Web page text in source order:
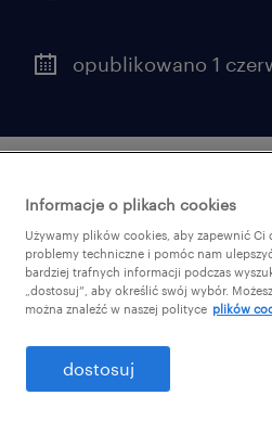
Informacje o plikach cookies
Używamy plików cookies, aby zapewnić
problemy techniczne i pomóc nam
bardziej trafnych informacji podczas
„dostosuj”, aby określić swój wybór.
można znaleźć w naszej polityce plików
dostosuj